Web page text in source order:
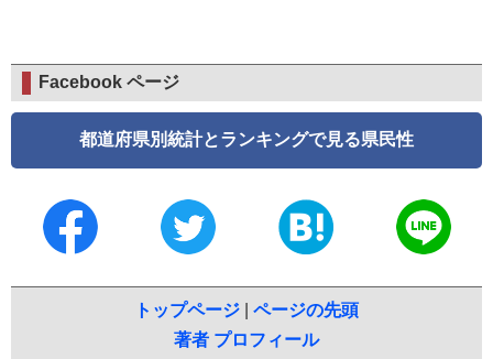
Facebook ページ
都道府県別統計とランキングで見る県民性
トップページ
ページの先頭
著者 プロフィール